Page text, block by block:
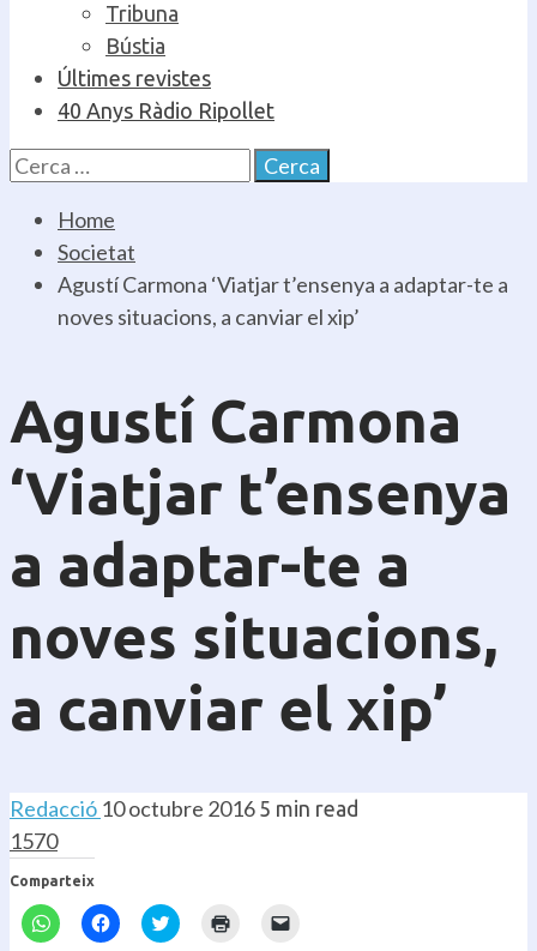
Tribuna
Bústia
Últimes revistes
40 Anys Ràdio Ripollet
Cerca:
Home
Societat
Agustí Carmona ‘Viatjar t’ensenya a adaptar-te a
noves situacions, a canviar el xip’
Agustí Carmona
‘Viatjar t’ensenya
a adaptar-te a
noves situacions,
a canviar el xip’
Redacció 10 octubre 2016 5 min read
1570
Comparteix
Feu
clic
Feu
clic
Feu
clic